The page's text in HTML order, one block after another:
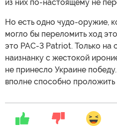
из них по-настоящему не
Но есть одно чудо-оружие,
могло бы переломить ход
это PAC-3 Patriot. Только на
наизнанку с жестокой
не принесло Украине
вполне способно